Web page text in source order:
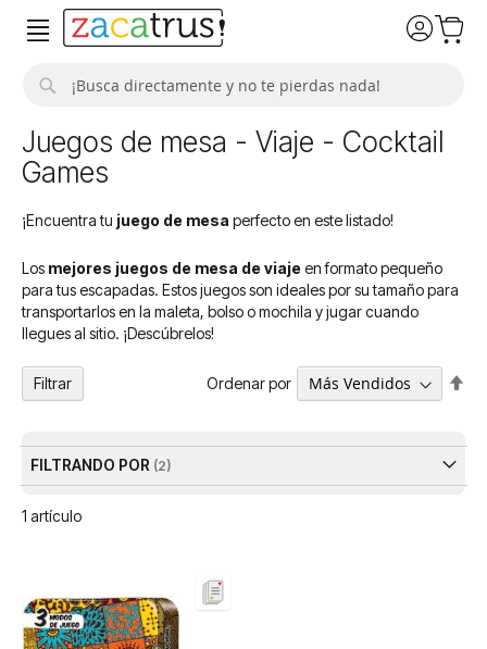
Juegos de mesa - Viaje - Cocktail
Games
¡Encuentra tu juego de mesa perfecto en este listado!
Los mejores juegos de mesa de viaje en formato pequeño
para tus escapadas. Estos juegos son ideales por su tamaño para
transportarlos en la maleta, bolso o mochila y jugar cuando
llegues al sitio. ¡Descúbrelos!
1 artículo
Ordenar por
Filtrar
FILTRANDO POR